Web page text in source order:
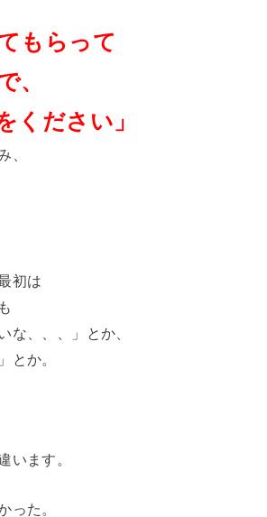
もらって
、
ください」
、
初は
な、、、」とか、
とか。
います。
った。